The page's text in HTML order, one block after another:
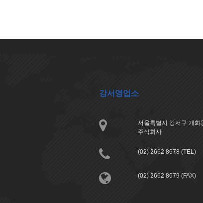
강서영업소
서울특별시 강서구 개
주식회사
(02) 2662 8678 (TEL)
(02) 2662 8679 (FAX)